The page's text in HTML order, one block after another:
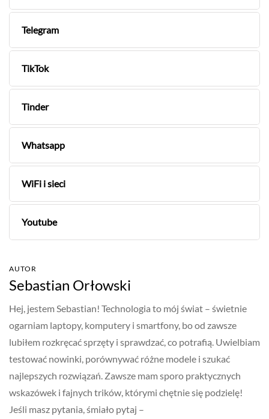
Telegram
TikTok
Tinder
Whatsapp
WiFi i sieci
Youtube
AUTOR
Sebastian Orłowski
Hej, jestem Sebastian! Technologia to mój świat – świetnie
ogarniam laptopy, komputery i smartfony, bo od zawsze
lubiłem rozkręcać sprzęty i sprawdzać, co potrafią. Uwielbiam
testować nowinki, porównywać różne modele i szukać
najlepszych rozwiązań. Zawsze mam sporo praktycznych
wskazówek i fajnych trików, którymi chętnie się podzielę!
Jeśli masz pytania, śmiało pytaj –